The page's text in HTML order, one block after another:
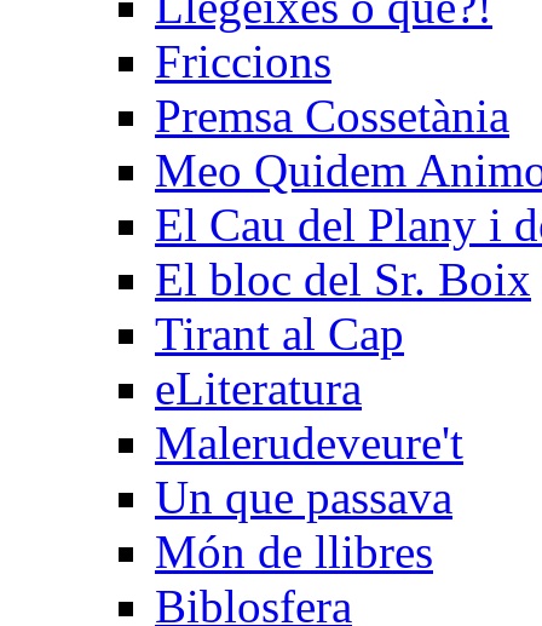
Friccions
Premsa Cossetània
Meo Quidem
El Cau del Plany i
El bloc del Sr. Boix
Tirant al Cap
eLiteratura
Malerudeveure't
Un que passava
Món de llibres
Biblosfera